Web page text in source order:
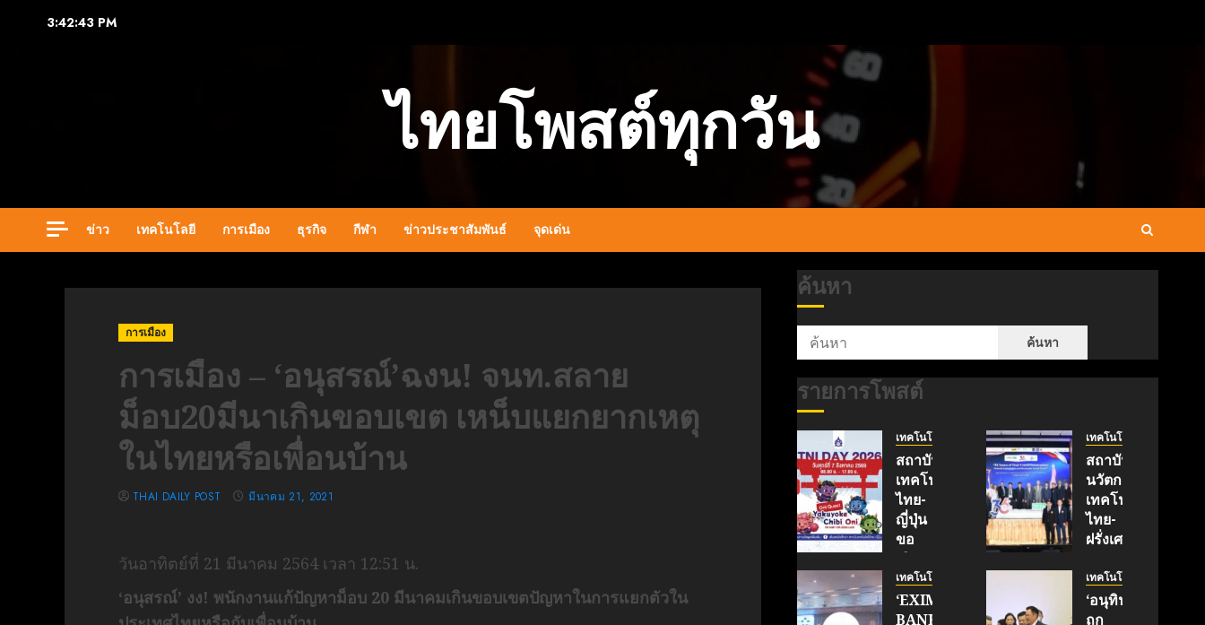
3:42:44 PM
ไทยโพสต์ทุกวัน
ข่าว เทคโนโลยี การเมือง ธุรกิจ กีฬา ข่าวประชาสัมพันธ์ จุดเด่น
การเมือง
การเมือง – ‘อนุสรณ์’ฉงน! จนท.สลาย
ม็อบ20มีนาเกินขอบเขต เหน็บแยกยากเหตุ
ในไทยหรือเพื่อนบ้าน
THAI DAILY POST มีนาคม 21, 2021
วันอาทิตย์ที่ 21 มีนาคม 2564 เวลา 12:51 น.
‘อนุสรณ์’ งง! พนักงานแก้ปัญหาม็อบ 20 มีนาคมเกินขอบเขตปัญหาในการแยกตัวใน
ค้นหา
ค้นหา
รายการโพสต์
เทคโนโลยี
สถาบัน
เทคโนโลยี
ไทย-
ญี่ปุ่น
ขอ
เชิญ
เข้า
ร่วม
งาน
เทคโนโลยี
สถาบัน
นวัตกรรม
เทคโนโลยี
ไทย-
ฝรั่งเศส
มจพ.ฉลอง
36 ปี
แห่ง
เทคโนโลยี
‘EXIM
BANK’
เทคโนโลยี
‘อนุทิน’
ถก